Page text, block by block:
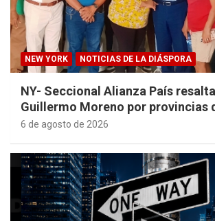
NEW YORK NOTICIAS DE LA DIÁSPORA
NY- Seccional Alianza País
Guillermo Moreno por provincias
6 de agosto de 2026